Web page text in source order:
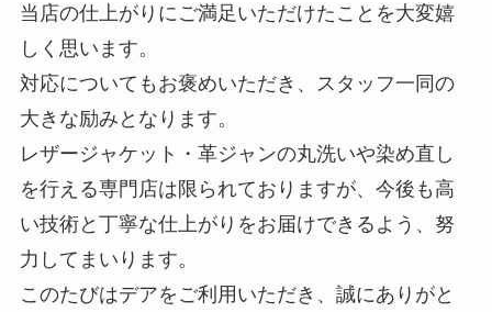
当店の仕上がりにご満足いただけたことを大変嬉
しく思います。
対応についてもお褒めいただき、スタッフ一同の
大きな励みとなります。
レザージャケット・革ジャンの丸洗いや染め直し
を行える専門店は限られておりますが、今後も高
い技術と丁寧な仕上がりをお届けできるよう、努
力してまいります。
このたびはデアをご利用いただき、誠にありがと